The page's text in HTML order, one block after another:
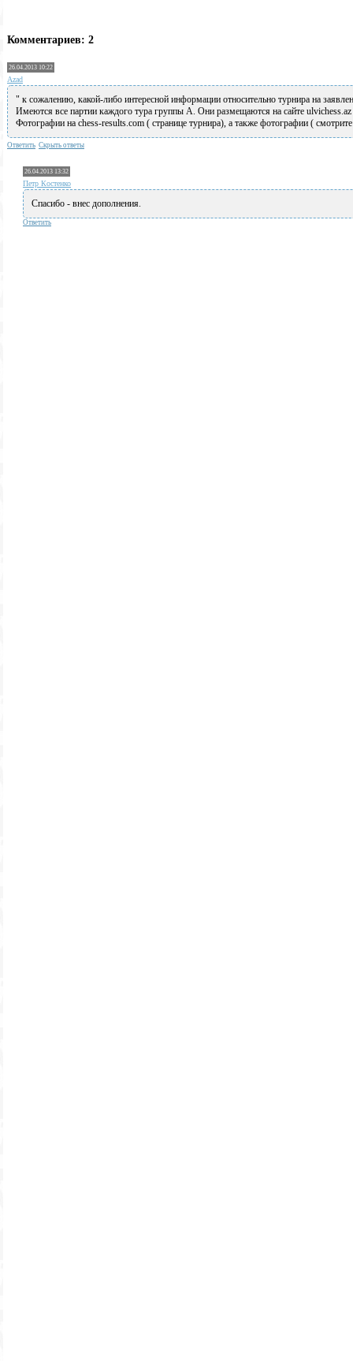
Комментариев: 2
26.04.2013 10:22
Azad
" к сожалению, какой-либо интересной информации относительно турнира на
Имеются все партии каждого тура группы А. Они размещаются на сайте ulvichess.az
Фотографии на chess-results.com ( странице турнира), а также фотографии (
Ответить Скрыть ответы
26.04.2013 13:32
Петр Костенко
Спасибо - внес дополнения.
Ответить